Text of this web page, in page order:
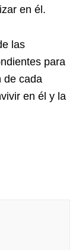
en él.
las
para
de cada
en él y la